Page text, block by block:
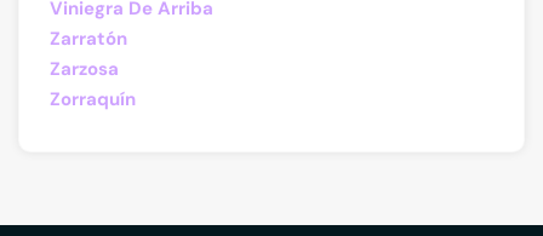
Viniegra De Arriba
Zarratón
Zarzosa
Zorraquín